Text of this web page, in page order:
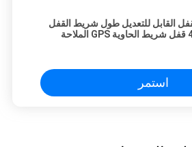
القابل للتعديل طول شريط القفل
4G قفل شريط الحاوية GPS الملاحة
استمر